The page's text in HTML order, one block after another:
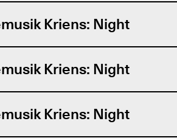
Kriens: Night
Kriens: Night
Kriens: Night